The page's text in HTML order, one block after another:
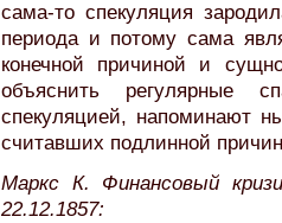
сама-то спекуляция
периода и потому сама
конечной причиной и
объяснить регулярные
спекуляцией, напоминают
считавших подлинной
Маркс К. Финансовый
22.12.1857: